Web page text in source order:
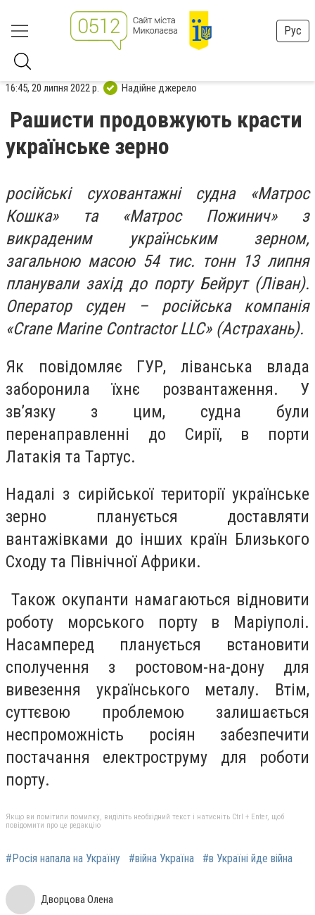
Рус
16:45, 20 липня 2022 р. Надійне джерело
Рашисти продовжують красти
українське зерно
російські суховантажні судна «Матрос
Кошка» та «Матрос Пожинич» з
викраденим українським зерном,
загальною масою 54 тис. тонн 13 липня
планували захід до порту Бейрут (Ліван).
Оператор суден – російська компанія
«Crane Marine Contractor LLC» (Астрахань).
Як повідомляє ГУР, ліванська влада
заборонила їхнє розвантаження. У
зв’язку з цим, судна були
перенаправленні до Сирії, в порти
Латакія та Тартус.
Надалі з сирійської території українське
зерно планується доставляти
вантажівками до інших країн Близького
Сходу та Північної Африки.
Також окупанти намагаються відновити
роботу морського порту в Маріуполі.
Насамперед планується встановити
сполучення з ростовом-на-дону для
вивезення українського металу. Втім,
суттєвою проблемою залишається
неспроможність росіян забезпечити
постачання електроструму для роботи
порту.
Якщо ви помітили помилку, виділіть необхідний текст і натисніть Ctrl + Enter, щоб
повідомити про це редакцію
#Росія напала на Україну #війна Україна #в Україні йде війна
Дворцова Олена